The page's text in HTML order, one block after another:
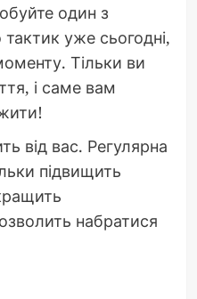
один з
уже сьогодні,
Тільки ви
і саме вам
від вас. Регулярна
підвищить
набратися